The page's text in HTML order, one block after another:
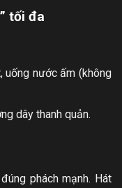
tối đa
uống nước ấm (không
dây thanh quản.
phách mạnh. Hát